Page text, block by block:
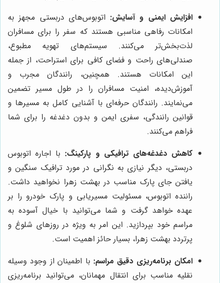
افزایش ایمنی و آسایش: اتوبوس‌های دربستی مجهز به
امکانات رفاهی مناسبی هستند که سفر را برای مسافران
لذت‌بخش‌تر می‌کنند. سیستم‌های تهویه مطبوع،
صندلی‌های راحت و فضای کافی برای استراحت، از جمله
این امکانات هستند. همچنین، رانندگان مجرب و
آموزش‌دیده، امنیت مسافران را در طول مسیر تضمین
می‌نمایند. رانندگان حرفه‌ای با آشنایی کامل به مسیرها و
قوانین رانندگی، سفری ایمن و بدون دغدغه را برای شما
فراهم می‌کنند.
کاهش دغدغه‌های ترافیکی و پارکینگ: با اجاره اتوبوس
دربستی، دیگر نیازی به نگرانی در مورد ترافیک سنگین و
یافتن جای پارک مناسب در بهشت زهرا نخواهید داشت.
راننده اتوبوس، مسئولیت مسیریابی و پارک خودرو را بر
عهده خواهد گرفت و شما می‌توانید با خیال آسوده به
مراسم خود بپردازید. این امر به ویژه در روزهای شلوغ و
پرتردد بهشت زهرا، بسیار حائز اهمیت است.
امکان برنامه‌ریزی دقیق مراسم: با اطمینان از وجود وسیله
نقلیه مناسب برای انتقال مهمانان، می‌توانید برنامه‌ریزی